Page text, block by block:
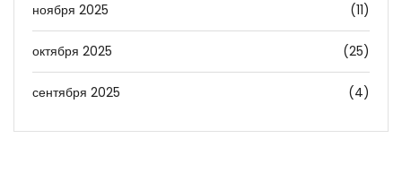
ноября 2025 (11)
октября 2025 (25)
сентября 2025 (4)